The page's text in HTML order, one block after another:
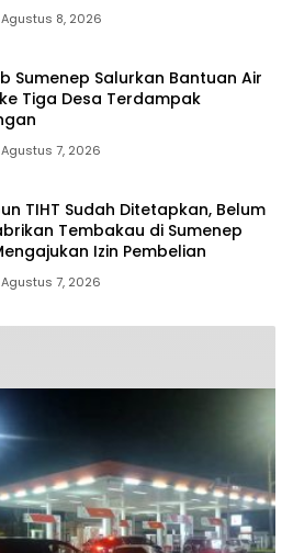
Agustus 8, 2026
Sumenep Salurkan Bantuan Air
Tiga Desa Terdampak
Agustus 7, 2026
TIHT Sudah Ditetapkan, Belum
Tembakau di Sumenep
Izin Pembelian
Agustus 7, 2026